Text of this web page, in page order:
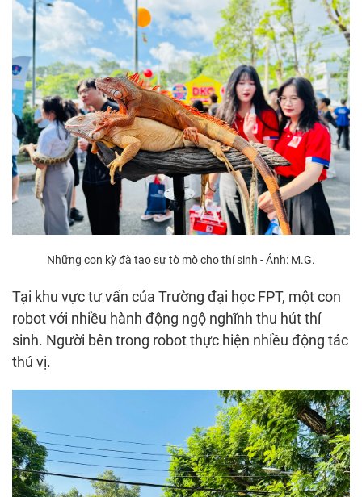
Những con kỳ đà tạo sự tò mò cho thí sinh - Ảnh: M.G.
Tại khu vực tư vấn của Trường đại học FPT, một con
robot với nhiều hành động ngộ nghĩnh thu hút thí
sinh. Người bên trong robot thực hiện nhiều động tác
thú vị.